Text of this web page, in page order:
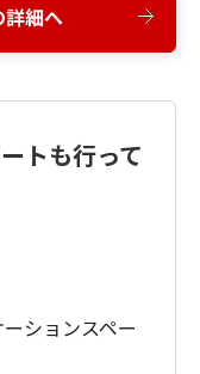
詳細へ
トも行って
ションスペー